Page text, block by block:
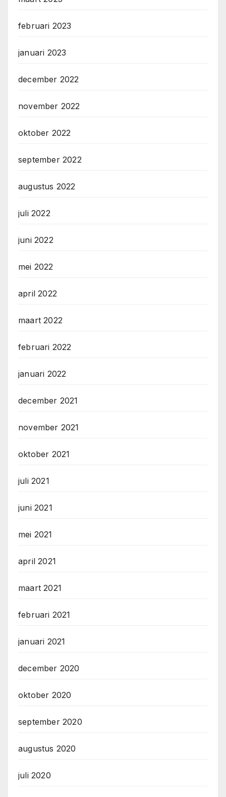
februari 2023
januari 2023
december 2022
november 2022
oktober 2022
september 2022
augustus 2022
juli 2022
juni 2022
mei 2022
april 2022
maart 2022
februari 2022
januari 2022
december 2021
november 2021
oktober 2021
juli 2021
juni 2021
mei 2021
april 2021
maart 2021
februari 2021
januari 2021
december 2020
oktober 2020
september 2020
augustus 2020
juli 2020